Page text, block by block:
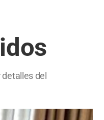
detalles del